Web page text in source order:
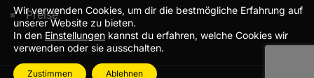
Preise
Wir verwenden Cookies, um dir die bestmögliche Erfahrung auf
unserer Website zu bieten.
In den Einstellungen kannst du erfahren, welche Cookies wir
verwenden oder sie ausschalten.
Zustimmen Ablehnen